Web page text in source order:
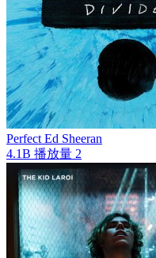
Perfect Ed Sheeran
4.1B 播放量 2